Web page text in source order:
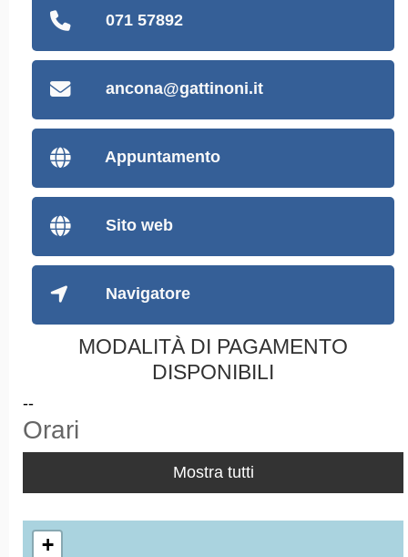
071 57892
ancona@gattinoni.it
Appuntamento
Sito web
Navigatore
MODALITÀ DI PAGAMENTO
DISPONIBILI
--
Orari
Mostra tutti
+